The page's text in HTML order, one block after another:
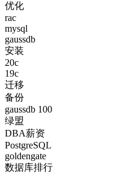
优化
rac
mysql
gaussdb
安装
20c
19c
迁移
备份
gaussdb 100
绿盟
DBA薪资
PostgreSQL
goldengate
数据库排行